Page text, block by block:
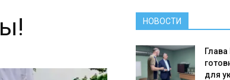
Морской
НОВОСТИ
для